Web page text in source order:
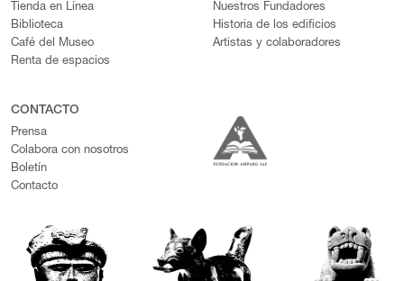
Tienda en Línea
Biblioteca
Café del Museo
Renta de espacios
Nuestros Fundadores
Historia de los edificios
Artistas y colaboradores
CONTACTO
Prensa
Colabora con nosotros
Boletín
Contacto